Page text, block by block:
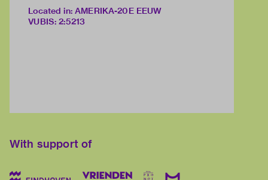
Located in: AMERIKA-20E EEUW
VUBIS: 2:5213
With support of